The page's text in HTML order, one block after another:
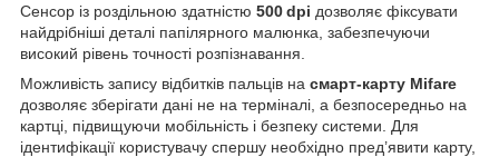
Сенсор із роздільною здатністю 500 dpi дозволяє фіксувати
найдрібніші деталі папілярного малюнка, забезпечуючи
високий рівень точності розпізнавання.
Можливість запису відбитків пальців на смарт-карту Mifare
дозволяє зберігати дані не на терміналі, а безпосередньо на
картці, підвищуючи мобільність і безпеку системи. Для
ідентифікації користувачу спершу необхідно пред’явити карту,